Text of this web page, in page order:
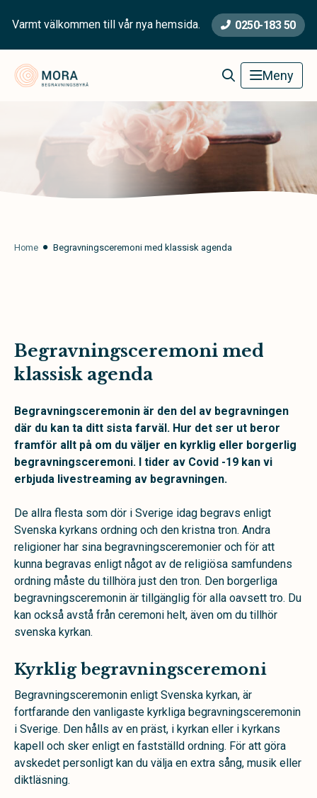
Varmt välkommen till vår nya hemsida. 0250-183 50
Meny
Home Begravningsceremoni med klassisk agenda
Begravningsceremoni med
klassisk agenda
Begravningsceremonin är den del av begravningen
där du kan ta ditt sista farväl. Hur det ser ut beror
framför allt på om du väljer en kyrklig eller borgerlig
begravningsceremoni. I tider av Covid -19 kan vi
erbjuda livestreaming av begravningen.
De allra flesta som dör i Sverige idag begravs enligt
Svenska kyrkans ordning och den kristna tron. Andra
religioner har sina begravningsceremonier och för att
kunna begravas enligt något av de religiösa samfundens
ordning måste du tillhöra just den tron. Den borgerliga
begravningsceremonin är tillgänglig för alla oavsett tro. Du
kan också avstå från ceremoni helt, även om du tillhör
svenska kyrkan.
Kyrklig begravningsceremoni
Begravningsceremonin enligt Svenska kyrkan, är
fortfarande den vanligaste kyrkliga begravningsceremonin
i Sverige. Den hålls av en präst, i kyrkan eller i kyrkans
kapell och sker enligt en fastställd ordning. För att göra
avskedet personligt kan du välja en extra sång, musik eller
diktläsning.